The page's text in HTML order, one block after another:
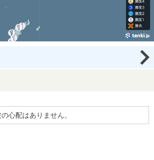
心配はありません。